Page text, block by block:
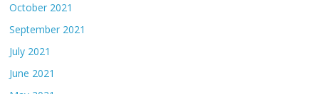
October 2021
September 2021
July 2021
June 2021